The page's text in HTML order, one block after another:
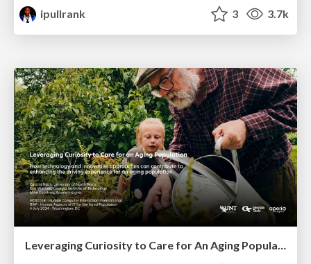
ipullrank 3 3.7k
Leveraging Curiosity to Care for An Aging Population